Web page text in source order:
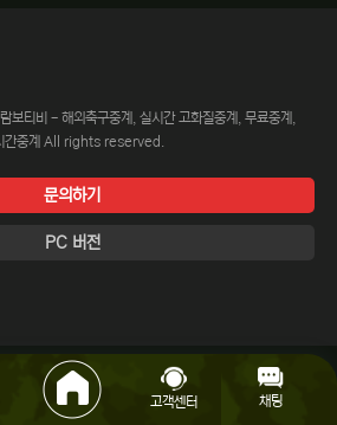
티비 - 해외축구중계, 실시간 고화질중계, 무료중계,
간중계 All rights reserved.
문의하기
PC 버전
고객센터 채팅